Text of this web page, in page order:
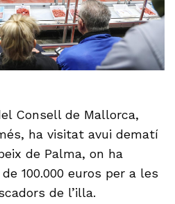
Consell de Mallorca,
ha visitat avui dematí
de Palma, on ha
100.000 euros per a les
de l’illa.